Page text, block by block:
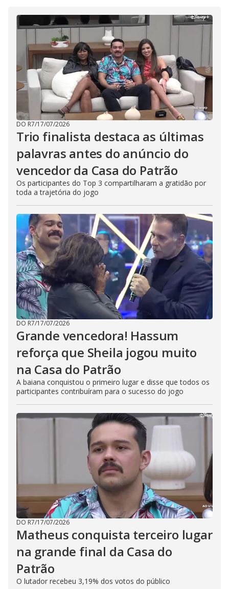
DO R7/17/07/2026
Trio finalista destaca as últimas
palavras antes do anúncio do
vencedor da Casa do Patrão
Os participantes do Top 3 compartilharam a gratidão por
toda a trajetória do jogo
DO R7/17/07/2026
Grande vencedora! Hassum
reforça que Sheila jogou muito
na Casa do Patrão
A baiana conquistou o primeiro lugar e disse que todos os
participantes contribuíram para o sucesso do jogo
DO R7/17/07/2026
Matheus conquista terceiro lugar
na grande final da Casa do
Patrão
O lutador recebeu 3,19% dos votos do público